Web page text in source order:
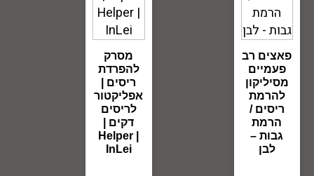
פאצים רב
פעמיים
מסיליקון
להרמת
ריסים /
הרמת
גבות –
לבן
מסרק
להפרדת
ריסים |
אפליקטור
לריסים
דקים |
Helper |
InLei